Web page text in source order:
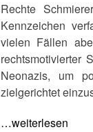
Rechte
Kennzeichen
vielen Fällen
rechtsmotivierter
Neonazis, um
zielgerichtet
…weiterlesen